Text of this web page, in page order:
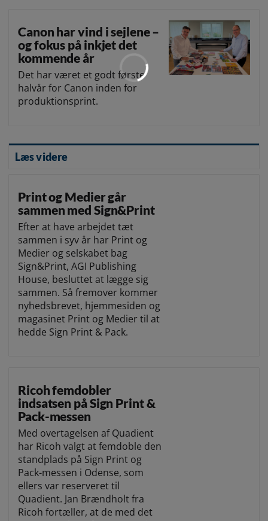
Canon har vind i sejlene –
og fokus på inkjet det
kommende år
Det har været et godt første
halvår for Canon inden for
produktionsprint.
Læs videre
Print og Medier går
sammen med Sign&Print
Efter at have arbejdet tæt
sammen i syv år har Print og
Medier og selskabet bag
Sign&Print, AGI Publishing
House, besluttet at lægge sig
sammen. Så fremover kommer
nyhedsbrevet, hjemmesiden og
magasinet Print og Medier til at
hedde Sign Print & Pack.
Ricoh femdobler
indsatsen på Sign Print &
Pack-messen
Med overtagelsen af Quadient
har Ricoh valgt at femdoble den
standplads på Sign Print og
Pack-messen i Odense, som
ellers var reserveret til
Quadient. Jan Brændholt fra
Ricoh fortæller, at de med det